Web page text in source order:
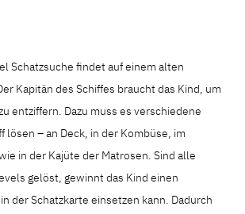
Schatzsuche findet auf einem alten
Kapitän des Schiffes braucht das Kind, um
entziffern. Dazu muss es verschiedene
lösen – an Deck, in der Kombüse, im
in der Kajüte der Matrosen. Sind alle
gelöst, gewinnt das Kind einen
der Schatzkarte einsetzen kann. Dadurch